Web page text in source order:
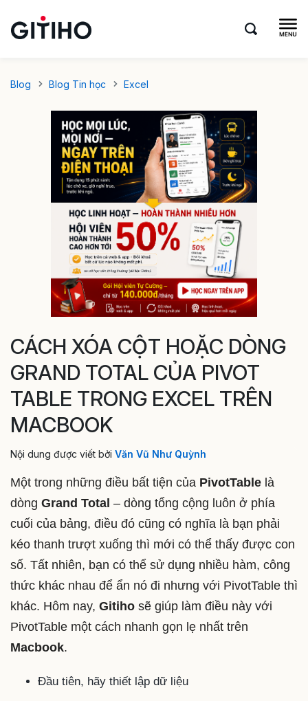
Blog Blog Tin học Excel
CÁCH XÓA CỘT HOẶC DÒNG
GRAND TOTAL CỦA PIVOT
TABLE TRONG EXCEL TRÊN
MACBOOK
Nội dung được viết bởi Văn Vũ Như Quỳnh
Một trong những điều bất tiện của PivotTable là
dòng Grand Total – dòng tổng cộng luôn ở phía
cuối của bảng, điều đó cũng có nghĩa là bạn phải
kéo thanh trượt xuống thì mới có thể thấy được con
số. Tất nhiên, bạn có thể sử dụng nhiều hàm, công
thức khác nhau để ẩn nó đi nhưng với PivotTable thì
khác. Hôm nay, Gitiho sẽ giúp làm điều này với
PivotTable một cách nhanh gọn lẹ nhất trên
Macbook.
Đầu tiên, hãy thiết lập dữ liệu